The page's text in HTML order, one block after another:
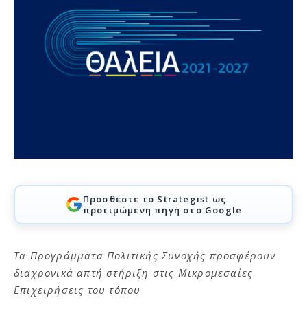
Προσθέστε το Strategist ως
προτιμώμενη πηγή στο Google
Τα Προγράμματα Πολιτικής Συνοχής προσφέρουν
διαχρονικά απτή στήριξη στις Μικρομεσαίες
Επιχειρήσεις του τόπου